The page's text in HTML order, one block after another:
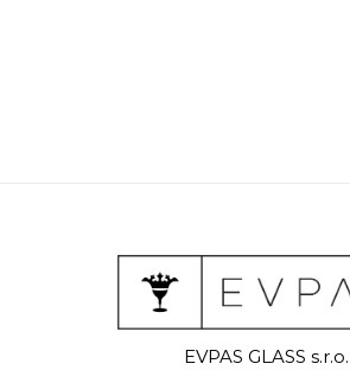
Origin
Ručně rytá sklenice na
EVPAS GLASS s.r.o.